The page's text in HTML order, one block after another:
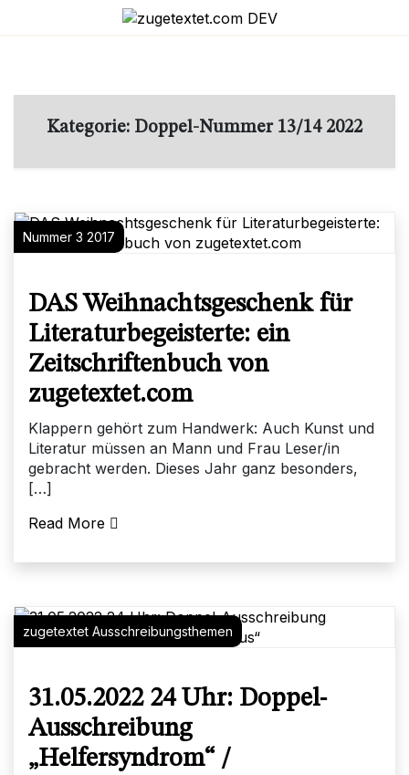
Kategorie: Doppel-Nummer 13/14 2022
Nummer 3 2017
DAS Weihnachtsgeschenk für
Literaturbegeisterte: ein
Zeitschriftenbuch von
zugetextet.com
Klappern gehört zum Handwerk: Auch Kunst und
Literatur müssen an Mann und Frau Leser/in
gebracht werden. Dieses Jahr ganz besonders,
[…]
Read More
zugetextet Ausschreibungsthemen
31.05.2022 24 Uhr: Doppel-
Ausschreibung
„Helfersyndrom“ /